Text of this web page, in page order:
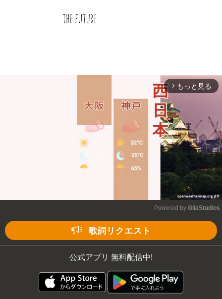
arrow_forward_ios もっと見る
Powered by GliaStudios
歌詞リクエスト
公式アプリ 無料配信中!